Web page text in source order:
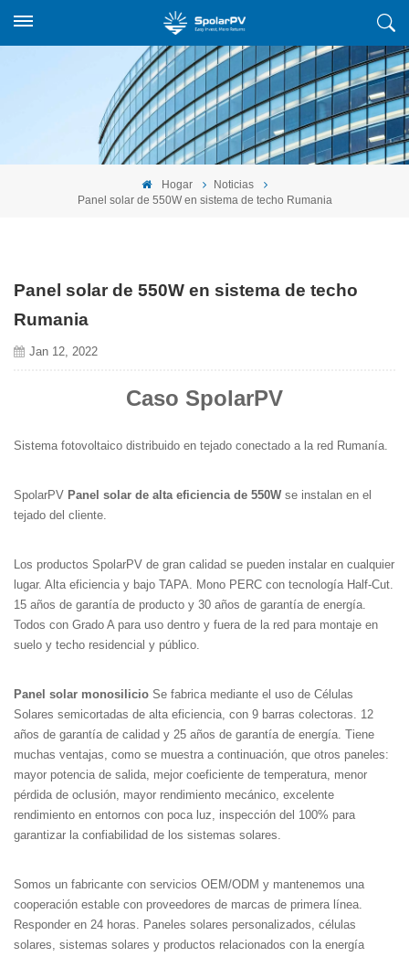
Hogar
Noticias
Panel solar de 550W en sistema de techo Rumania
Panel solar de 550W en sistema de techo
Rumania
Jan 12, 2022
Caso SpolarPV
Sistema fotovoltaico distribuido en tejado conectado a la red Rumanía.
SpolarPV Panel solar de alta eficiencia de 550W se instalan en el
tejado del cliente.
Los productos SpolarPV de gran calidad se pueden instalar en cualquier
lugar. Alta eficiencia y bajo TAPA. Mono PERC con tecnología Half-Cut.
15 años de garantía de producto y 30 años de garantía de energía.
Todos con Grado A para uso dentro y fuera de la red para montaje en
suelo y techo residencial y público.
Panel solar monosilicio Se fabrica mediante el uso de Células
Solares semicortadas de alta eficiencia, con 9 barras colectoras. 12
años de garantía de calidad y 25 años de garantía de energía. Tiene
muchas ventajas, como se muestra a continuación, que otros paneles:
mayor potencia de salida, mejor coeficiente de temperatura, menor
pérdida de oclusión, mayor rendimiento mecánico, excelente
rendimiento en entornos con poca luz, inspección del 100% para
garantizar la confiabilidad de los sistemas solares.
Somos un fabricante con servicios OEM/ODM y mantenemos una
cooperación estable con proveedores de marcas de primera línea.
Responder en 24 horas. Paneles solares personalizados, células
solares, sistemas solares y productos relacionados con la energía